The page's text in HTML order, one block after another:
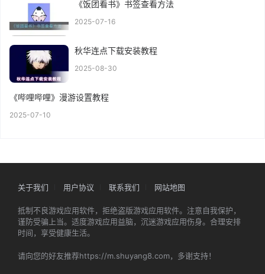
《饭团看书》书签查看方法
2025-07-16
秋华连点下载安装教程
2025-08-30
《哔哩哔哩》漫游设置教程
2025-07-10
关于我们 用户协议 联系我们 网站地图
抵制不良游戏应用软件，拒绝盗版游戏应用软件。注意自我保护，
谨防受骗上当。适度游戏应用益脑，沉迷游戏应用伤身。合理安排
时间，享受健康生活。
请向您的好友推荐https://m.shuyang8.com，多谢支持！